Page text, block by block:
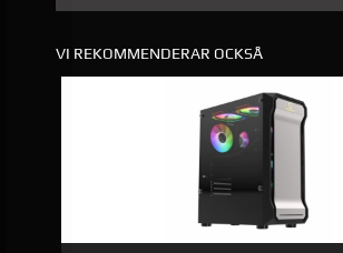
VI REKOMMENDERAR OCKSÅ